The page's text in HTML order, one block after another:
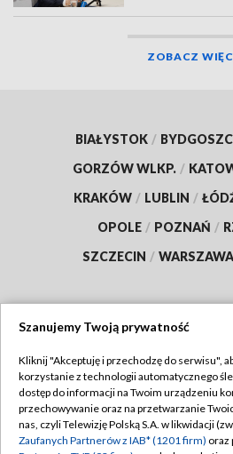
ZOBACZ
BIAŁYSTOK /
GORZÓW WLKP. /
KRAKÓW / LUBLIN /
OPOLE / POZNAŃ /
SZCZECIN / WARSZAWA
TVP
Abonament TVP
Emisja w TVP
Regulamin
Polityka
Szanujemy Twoją prywatność
Kliknij "Akceptuję i przechodzę do serwisu",
korzystanie z technologii automatycznego
dostęp do informacji na Twoim urządzeniu
przechowywanie oraz na przetwarzanie
nas, czyli Telewizję Polską S.A. w likwidacji
Zaufanych Partnerów z IAB* (1201 firm) oraz